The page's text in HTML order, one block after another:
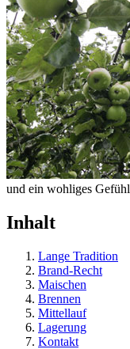
und ein wohliges
Inhalt
Lange Tradition
Brand-Recht
Maischen
Brennen
Mittellauf
Lagerung
Kontakt